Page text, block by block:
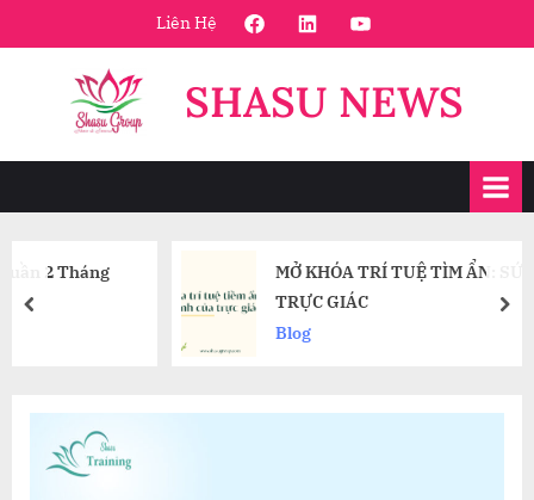
to
Liên Hệ FaceBookLinkedinYoutube
SHASU NEWS
MỞ KHÓA TRÍ TUỆ TÌM ẨN: SỨC MẠNH CỦA
TRỰC GIÁC
prev